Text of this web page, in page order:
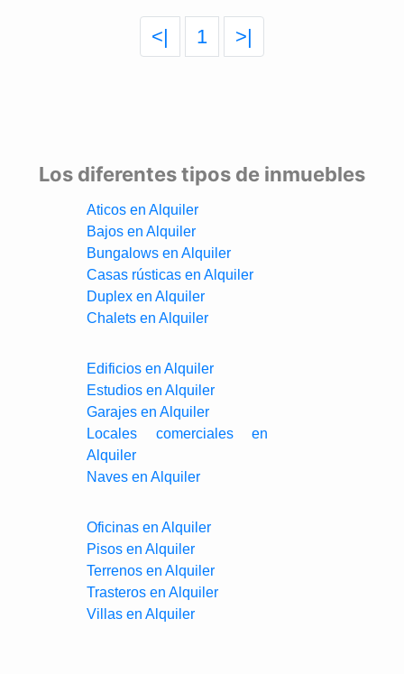
<| 1 >|
Los diferentes tipos de inmuebles
Aticos en Alquiler
Bajos en Alquiler
Bungalows en Alquiler
Casas rústicas en Alquiler
Duplex en Alquiler
Chalets en Alquiler
Edificios en Alquiler
Estudios en Alquiler
Garajes en Alquiler
Locales comerciales en
Alquiler
Naves en Alquiler
Oficinas en Alquiler
Pisos en Alquiler
Terrenos en Alquiler
Trasteros en Alquiler
Villas en Alquiler